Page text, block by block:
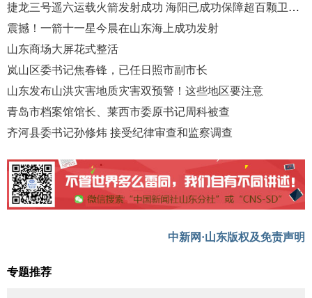
捷龙三号遥六运载火箭发射成功 海阳已成功保障超百颗卫星送入太空
震撼！一箭十一星今晨在山东海上成功发射
山东商场大屏花式整活
岚山区委书记焦春锋，已任日照市副市长
山东发布山洪灾害地质灾害双预警！这些地区要注意
青岛市档案馆馆长、莱西市委原书记周科被查
齐河县委书记孙修炜 接受纪律审查和监察调查
中新网·山东版权及免责声明
专题推荐